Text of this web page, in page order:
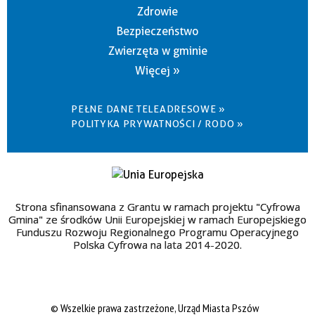
Zdrowie
Bezpieczeństwo
Zwierzęta w gminie
Więcej »
PEŁNE DANE TELEADRESOWE »
POLITYKA PRYWATNOŚCI / RODO »
Strona sfinansowana z Grantu w ramach projektu "Cyfrowa
Gmina" ze środków Unii Europejskiej w ramach Europejskiego
Funduszu Rozwoju Regionalnego Programu Operacyjnego
Polska Cyfrowa na lata 2014-2020.
© Wszelkie prawa zastrzeżone, Urząd Miasta Pszów